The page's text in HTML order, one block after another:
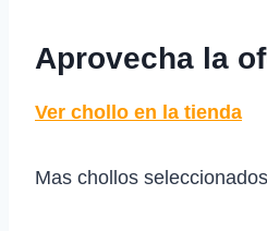
Aprovecha la
Ver chollo en la tienda
Mas chollos